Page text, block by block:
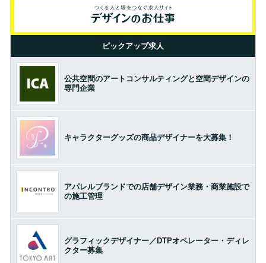
ピックアップ求人
公共空間のアートコンサルティングと空間デザインの
専門企業
キャラクターグッズの商品デザイナーを大募集！
アパレルブランドでの店舗デザイン業務・商業施設で
の施工管理
グラフィックデザイナー／DTPオペレーター・ディレ
クター募集